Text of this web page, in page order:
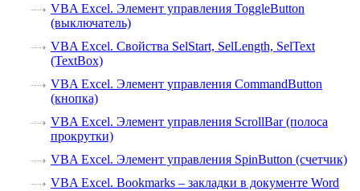
VBA Excel. Элемент управления ToggleButton
(выключатель)
VBA Excel. Свойства SelStart, SelLength, SelText
(TextBox)
VBA Excel. Элемент управления CommandButton
(кнопка)
VBA Excel. Элемент управления ScrollBar (полоса
прокрутки)
VBA Excel. Элемент управления SpinButton (счетчик)
VBA Excel. Bookmarks – закладки в документе Word